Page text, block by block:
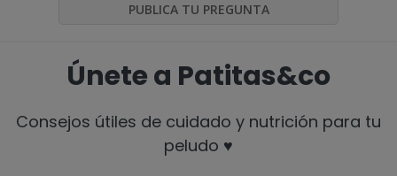
PUBLICA TU PREGUNTA
Únete a Patitas&co
Consejos útiles de cuidado y nutrición para tu
peludo ♥️